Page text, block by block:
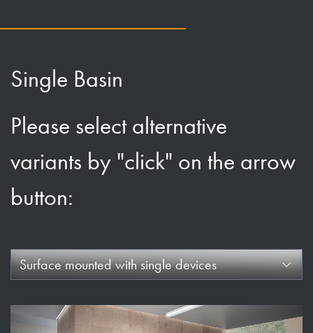
Single Basin
Please select alternative
variants by "click" on the arrow
button:
Surface mounted with single devices